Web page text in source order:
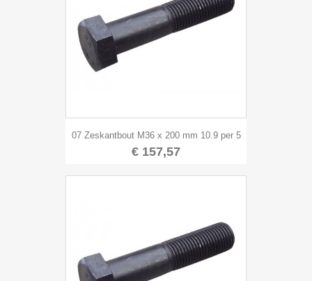
07 Zeskantbout M36 x 200 mm 10.9 per 5
€ 157,57